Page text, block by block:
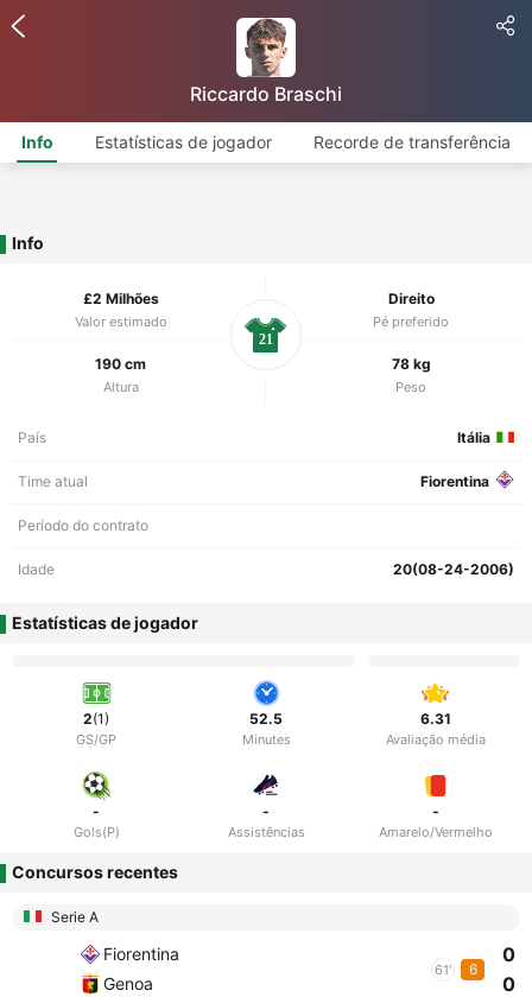
Riccardo Braschi
Info Estatísticas de jogador Recorde de transferência
Info
£2 Milhões
Valor estimado
Direito
Pé preferido
190 cm
Altura
78 kg
Peso
21
País Itália
Time atual Fiorentina
Período do contrato
Idade 20(08-24-2006)
Estatísticas de jogador
2(1)
GS/GP
52.5
Minutes
6.31
Avaliação média
-
Gols(P)
-
Assistências
-
Amarelo/Vermelho
Concursos recentes
Serie A
Fiorentina
Genoa
61' 6
0
0